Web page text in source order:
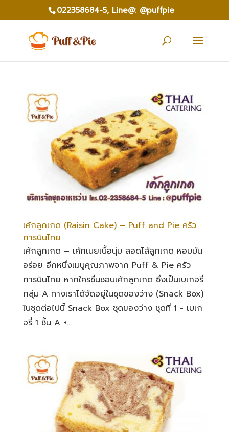
022358684-5, Line@: @puffpie
เค้กลูกเกด (Raisin Cake) – Puff and Pie ครัว
การบินไทย
เค้กลูกเกด – เค้กเนยเนื้อนุ่ม สอดไส้ลูกเกด หอมมัน
อร่อย อีกหนึ่งเมนูคุณภาพจาก Puff & Pie ครัว
การบินไทย หากใครชื่นชอบเค้กลูกเกด ซึ่งเป็นเบเกอรี่
กลุ่ม A ทางเราได้จัดอยู่ในชุดของว่าง (Snack Box)
ในชุดต่อไปนี้ Snack Box ชุดของว่าง ชุดที่ 1 - เบเก
อรี่ 1 ชิ้น A +...